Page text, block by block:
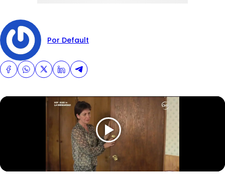
Por Default